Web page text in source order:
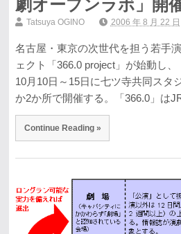
劇オープンラボ」開
Tatsuya OGINO 2006 年 8 月 22 日
名古屋・東京の次世代を担う若手
ェクト「366.0 project」が始動し
10月10日～15日に七ツ寺共同スタ
か2か所で開催する。「366.0」は
Continue Reading »